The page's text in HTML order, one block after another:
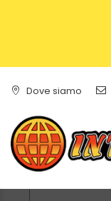
Dove siamo